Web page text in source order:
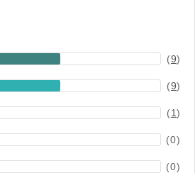
(9)
(9)
(1)
(0)
(0)